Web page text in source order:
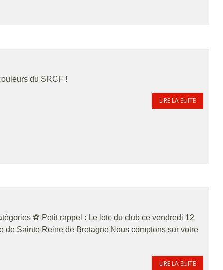
du SRCF !
LIRE LA SUITE
⚽️ Petit rappel : Le loto du club ce vendredi 12
de Sainte Reine de Bretagne Nous comptons sur votre
LIRE LA SUITE